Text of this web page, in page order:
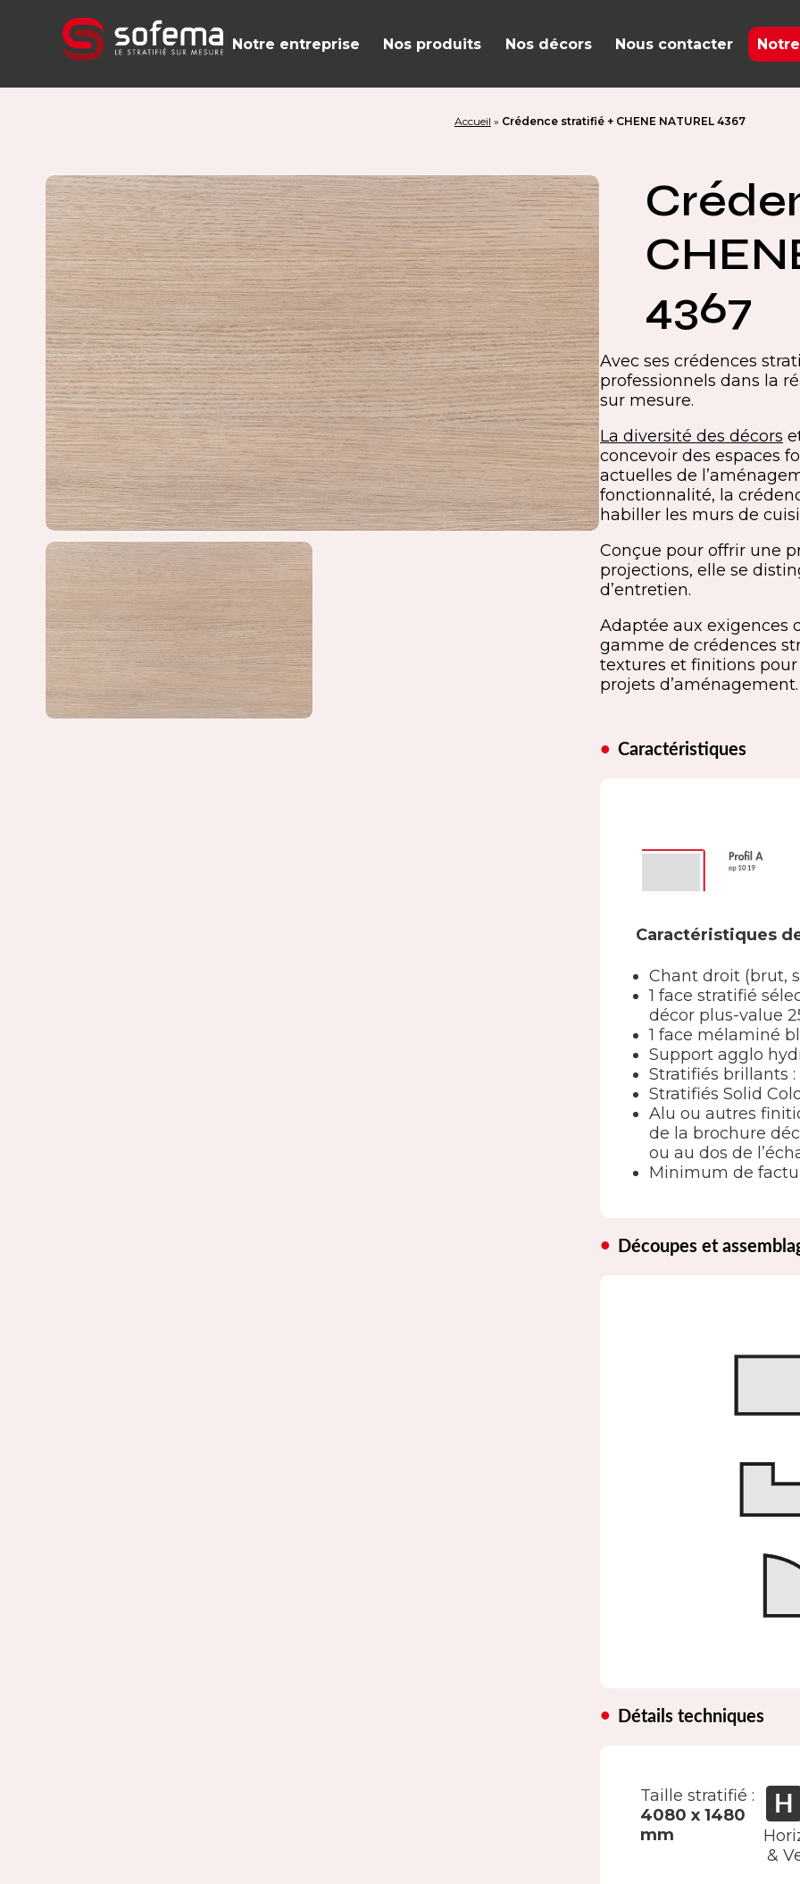
Notre entreprise Nos produits Nos décors Nous contacter
Accueil » Crédence stratifié + CHENE NATUREL 4367
4367
Avec ses crédences
professionnels dans la
sur mesure.
La diversité des décors
concevoir des espaces
actuelles de
fonctionnalité, la
habiller les murs de
Conçue pour offrir une
projections, elle se
d’entretien.
Adaptée aux exigences
gamme de crédences
textures et finitions
projets d’aménagement.
Caractéristiques
Caractéristiques
Chant droit (brut,
1 face stratifié
décor plus-value
1 face mélaminé
Support agglo
Stratifiés brillants :
Stratifiés Solid
Alu ou autres
de la brochure
ou au dos de
Minimum de
Découpes et
Détails techniques
Taille stratifié :
4080 x 1480
mm
&